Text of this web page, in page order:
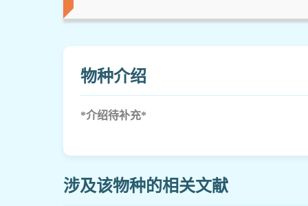
物种介绍
*介绍待补充*
涉及该物种的相关文献